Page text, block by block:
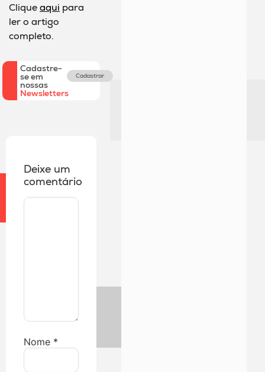
Cliqueaqui para
ler o artigo
completo.
Cadastre-
se em
nossas
Newsletters
Cadastrar
Deixe um
comentário
Nome *